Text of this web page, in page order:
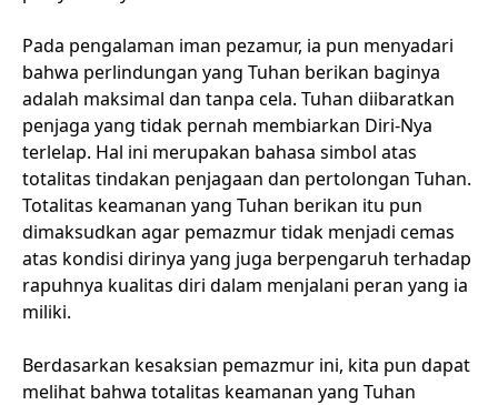
Pada pengalaman iman pezamur, ia pun menyadari
bahwa perlindungan yang Tuhan berikan baginya
adalah maksimal dan tanpa cela. Tuhan diibaratkan
penjaga yang tidak pernah membiarkan Diri-Nya
terlelap. Hal ini merupakan bahasa simbol atas
totalitas tindakan penjagaan dan pertolongan Tuhan.
Totalitas keamanan yang Tuhan berikan itu pun
dimaksudkan agar pemazmur tidak menjadi cemas
atas kondisi dirinya yang juga berpengaruh terhadap
rapuhnya kualitas diri dalam menjalani peran yang ia
miliki.
Berdasarkan kesaksian pemazmur ini, kita pun dapat
melihat bahwa totalitas keamanan yang Tuhan